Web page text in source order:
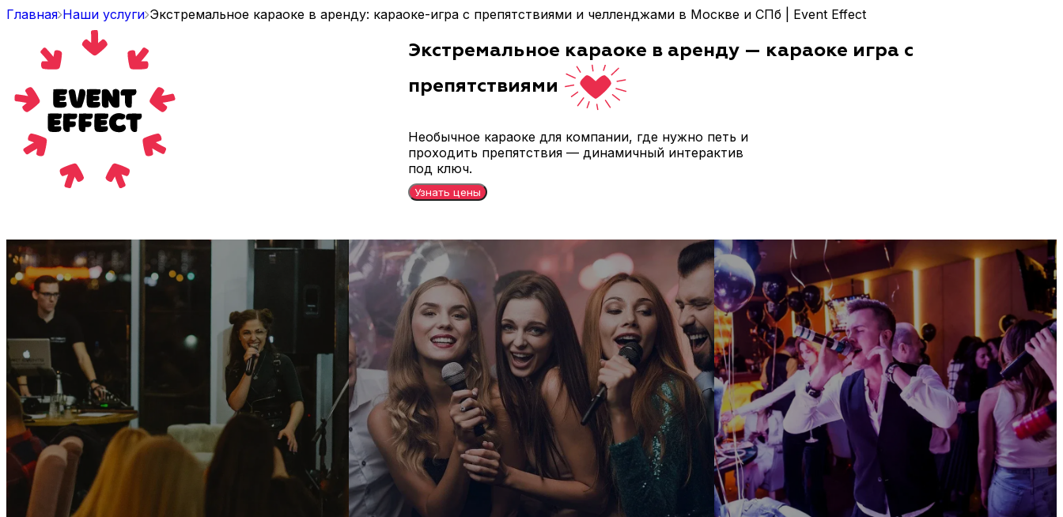
Главная Наши услуги Экстремальное караоке в аренду: караоке-игра с препятствиями и челленджами в Москве и СПб | Event Effect
Экстремальное караоке в аренду — караоке игра с
препятствиями
Необычное караоке для компании, где нужно петь и
проходить препятствия — динамичный интерактив
под ключ.
Узнать цены